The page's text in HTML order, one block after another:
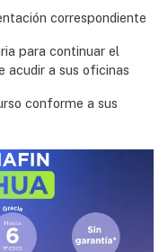
correspondiente
para continuar el
acudir a sus oficinas
conforme a sus